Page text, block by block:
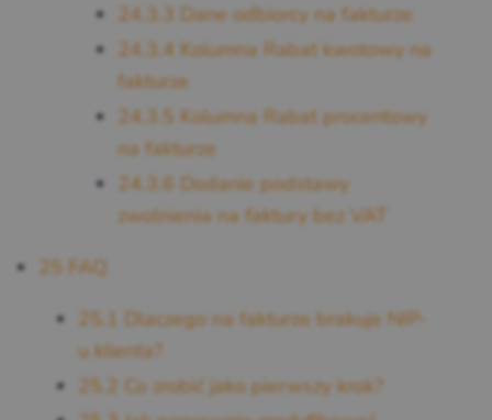
24.3.3 Dane odbiorcy na fakturze
24.3.4 Kolumna Rabat kwotowy na
fakturze
24.3.5 Kolumna Rabat procentowy
na fakturze
24.3.6
Dodanie podstawy
zwolnienia na faktury bez VAT
25 FAQ
25.1
Dlaczego na fakturze brakuje NIP-
u klienta?
25.2 Co zrobić jako pierwszy krok?